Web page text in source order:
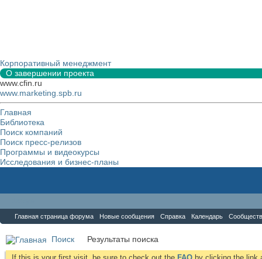
Корпоративный менеджмент
О завершении проекта
www.cfin.ru
www.marketing.spb.ru
Главная
Библиотека
Поиск компаний
Поиск пресс-релизов
Программы и видеокурсы
Исследования и бизнес-планы
Главная страница форума Новые сообщения Справка Календарь
Поиск Результаты поиска